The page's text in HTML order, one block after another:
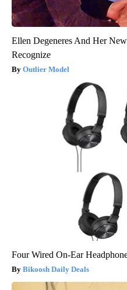
Ellen Degeneres And Her
Recognize
Outlier Model
Four Wired On-Ear
Bikoosh Daily Deals